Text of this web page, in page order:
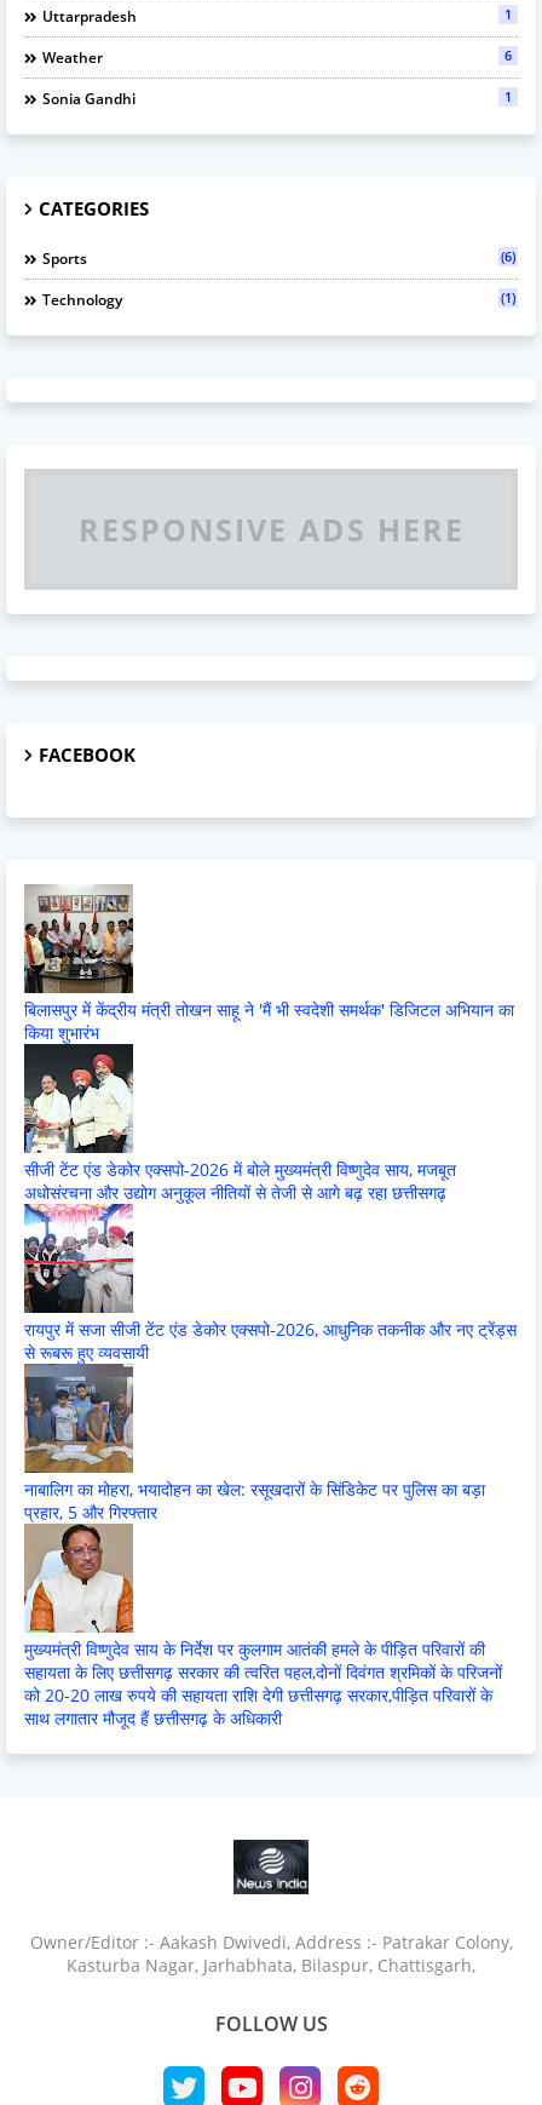
Uttarpradesh 1
Weather 6
Sonia Gandhi 1
CATEGORIES
Sports (6)
Technology (1)
RESPONSIVE ADS HERE
FACEBOOK
बिलासपुर में केंद्रीय मंत्री तोखन साहू ने 'मैं भी स्वदेशी समर्थक' डिजिटल अभियान का
किया शुभारंभ
सीजी टेंट एंड डेकोर एक्सपो-2026 में बोले मुख्यमंत्री विष्णुदेव साय, मजबूत
अधोसंरचना और उद्योग अनुकूल नीतियों से तेजी से आगे बढ़ रहा छत्तीसगढ़
रायपुर में सजा सीजी टेंट एंड डेकोर एक्सपो-2026, आधुनिक तकनीक और नए ट्रेंड्स
से रूबरू हुए व्यवसायी
नाबालिग का मोहरा, भयादोहन का खेल: रसूखदारों के सिंडिकेट पर पुलिस का बड़ा
प्रहार, 5 और गिरफ्तार
मुख्यमंत्री विष्णुदेव साय के निर्देश पर कुलगाम आतंकी हमले के पीड़ित परिवारों की
सहायता के लिए छत्तीसगढ़ सरकार की त्वरित पहल,दोनों दिवंगत श्रमिकों के परिजनों
को 20-20 लाख रुपये की सहायता राशि देगी छत्तीसगढ़ सरकार,पीड़ित परिवारों के
साथ लगातार मौजूद हैं छत्तीसगढ़ के अधिकारी
Owner/Editor :- Aakash Dwivedi, Address :- Patrakar Colony,
Kasturba Nagar, Jarhabhata, Bilaspur, Chattisgarh,
FOLLOW US